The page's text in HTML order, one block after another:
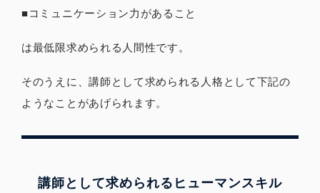
■コミュニケーション力があること
は最低限求められる人間性です。
そのうえに、講師として求められる人格として下記の
ようなことがあげられます。
講師として求められるヒューマンスキル